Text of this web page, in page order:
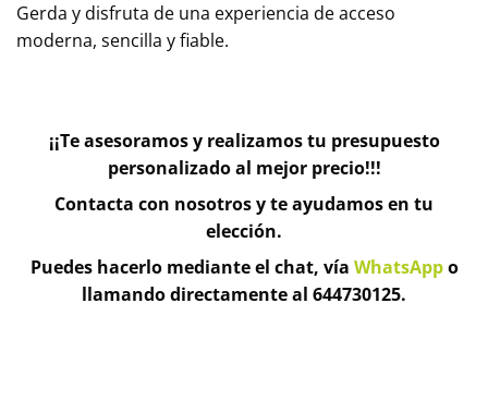
Gerda y disfruta de una experiencia de acceso
moderna, sencilla y fiable.
¡¡Te asesoramos y realizamos tu presupuesto
personalizado al mejor precio!!!
Contacta con nosotros y te ayudamos en tu
elección.
Puedes hacerlo mediante el chat, vía WhatsAppo
llamando directamente al 644730125.